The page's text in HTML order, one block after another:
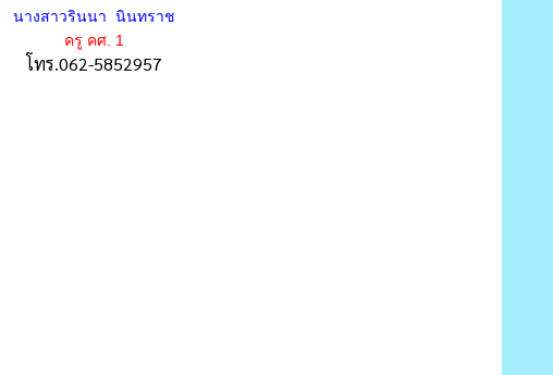
นางสาวรินนา นินทราช
ครู คศ. 1
โทร.062-5852957